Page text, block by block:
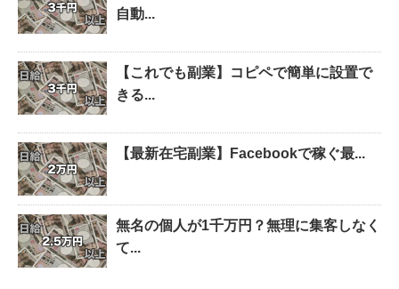
自動...
【これでも副業】コピペで簡単に設置で
きる...
【最新在宅副業】Facebookで稼ぐ最...
無名の個人が1千万円？無理に集客しなく
て...